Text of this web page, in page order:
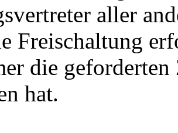
aller
Freischaltung
die
hat.